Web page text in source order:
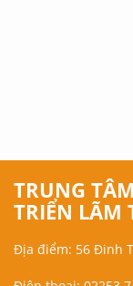
TRUNG
TRIỂN LÃM
Địa điểm: 56 Đinh